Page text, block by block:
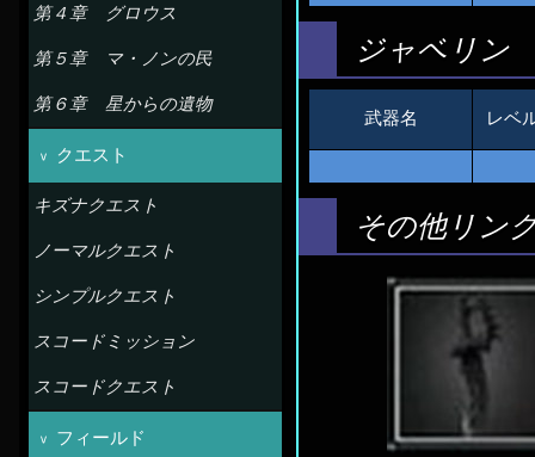
ジャベリン
武器名 レベ
その他リン
第４章 グロウス
第５章 マ・ノンの民
第６章 星からの遺物
クエスト
キズナクエスト
ノーマルクエスト
シンプルクエスト
スコードミッション
スコードクエスト
フィールド